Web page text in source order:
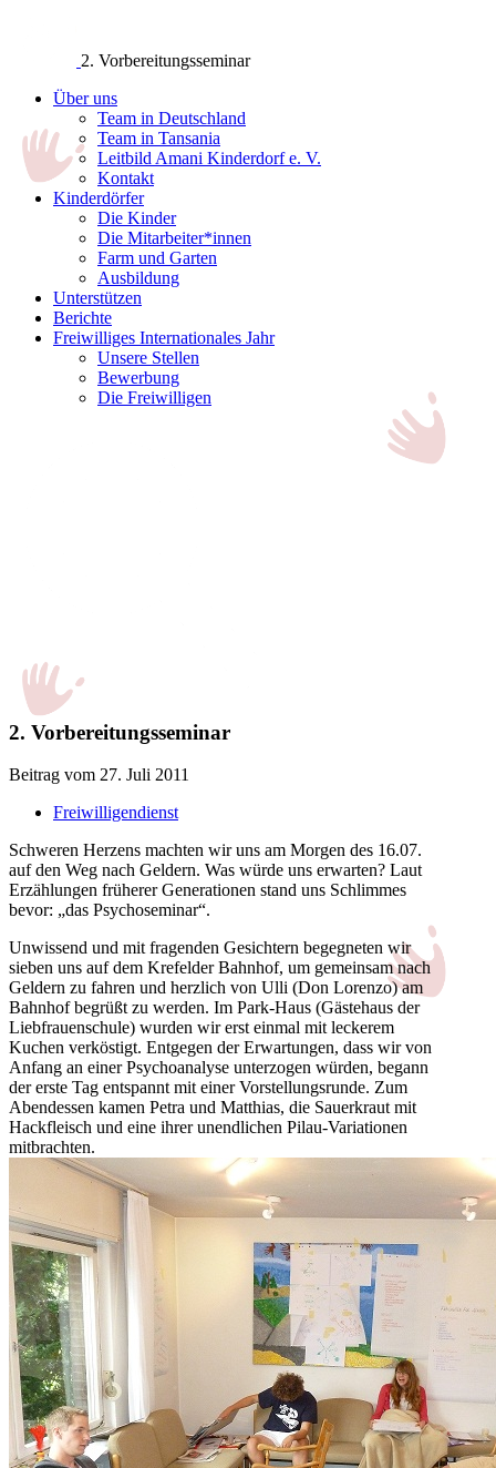
2. Vorbereitungsseminar
Über uns
Team in Deutschland
Team in Tansania
Leitbild Amani Kinderdorf e. V.
Kontakt
Kinderdörfer
Die Kinder
Die Mitarbeiter*innen
Farm und Garten
Ausbildung
Unterstützen
Berichte
Freiwilliges Internationales Jahr
Unsere Stellen
Bewerbung
Die Freiwilligen
2. Vorbereitungsseminar
Beitrag vom 27. Juli 2011
Freiwilligendienst
Schweren Herzens machten wir uns am Morgen des 16.07.
auf den Weg nach Geldern. Was würde uns erwarten? Laut
Erzählungen früherer Generationen stand uns Schlimmes
bevor: „das Psychoseminar“.
Unwissend und mit fragenden Gesichtern begegneten wir
sieben uns auf dem Krefelder Bahnhof, um gemeinsam nach
Geldern zu fahren und herzlich von Ulli (Don Lorenzo) am
Bahnhof begrüßt zu werden. Im Park-Haus (Gästehaus der
Liebfrauenschule) wurden wir erst einmal mit leckerem
Kuchen verköstigt. Entgegen der Erwartungen, dass wir von
Anfang an einer Psychoanalyse unterzogen würden, begann
der erste Tag entspannt mit einer Vorstellungsrunde. Zum
Abendessen kamen Petra und Matthias, die Sauerkraut mit
Hackfleisch und eine ihrer unendlichen Pilau-Variationen
mitbrachten.